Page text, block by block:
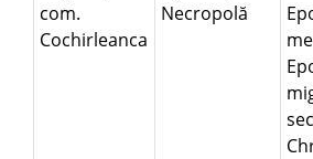
com.
Cochirleanca
Necropolă